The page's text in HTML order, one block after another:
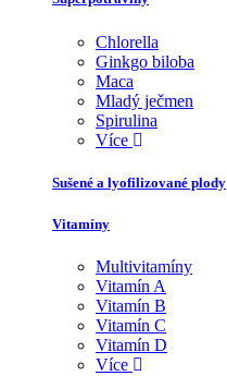
Chlorella
Ginkgo biloba
Maca
Mladý ječmen
Spirulina
Více
Sušené a lyofilizované plody
Vitamíny
Multivitamíny
Vitamín A
Vitamín B
Vitamín C
Vitamín D
Více